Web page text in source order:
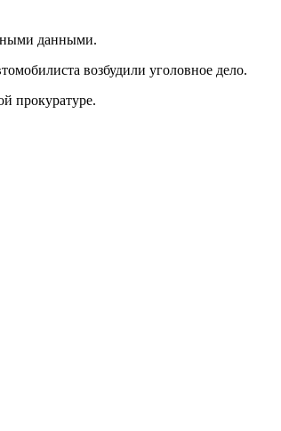
данными.
возбудили уголовное дело.
прокуратуре.